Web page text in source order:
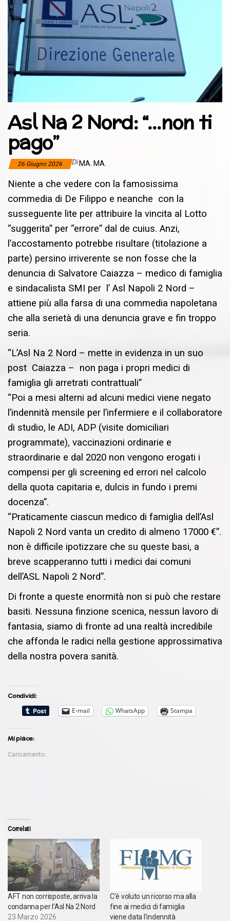
Asl Na 2 Nord: “…non ti
pago”
26 Giugno 2026 Di MA. MA.
Niente a che vedere con la famosissima
commedia di De Filippo e neanche con la
susseguente lite per attribuire la vincita al Lotto
“suggerita” per “errore” dal de cuius. Anzi,
l’accostamento potrebbe risultare (titolazione a
parte) persino irriverente se non fosse che la
denuncia di Salvatore Caiazza – medico di famiglia
e sindacalista SMI per l’ Asl Napoli 2 Nord –
attiene più alla farsa di una commedia napoletana
che alla serietà di una denuncia grave e fin troppo
seria.
“L’Asl Na 2 Nord – mette in evidenza in un suo
post Caiazza – non paga i propri medici di
famiglia gli arretrati contrattuali”
“Poi a mesi alterni ad alcuni medici viene negato
l’indennità mensile per l’infermiere e il collaboratore
di studio, le ADI, ADP (visite domiciliari
programmate), vaccinazioni ordinarie e
straordinarie e dal 2020 non vengono erogati i
compensi per gli screening ed errori nel calcolo
della quota capitaria e, dulcis in fundo i premi
docenza”.
“Praticamente ciascun medico di famiglia dell’Asl
Napoli 2 Nord vanta un credito di almeno 17000 €”.
non è difficile ipotizzare che su queste basi, a
breve scapperanno tutti i medici dai comuni
dell’ASL Napoli 2 Nord”.
Di fronte a queste enormità non si può che restare
basiti. Nessuna finzione scenica, nessun lavoro di
fantasia, siamo di fronte ad una realtà incredibile
che affonda le radici nella gestione approssimativa
della nostra povera sanità.
Condividi:
E-mail
WhatsApp Stampa
Mi piace:
Caricamento...
Correlati
AFT non corrisposte, arriva la
condanna per l’Asl Na 2 Nord
23 Marzo 2026
C’è voluto un ricorso ma alla
fine ai medici di famiglia
viene data l’indennità